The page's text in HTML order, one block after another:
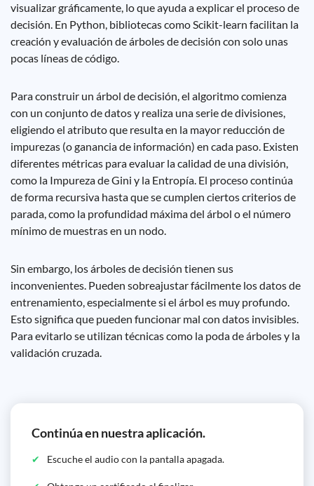
visualizar gráficamente, lo que ayuda a explicar el proceso de
decisión. En Python, bibliotecas como Scikit-learn facilitan la
creación y evaluación de árboles de decisión con solo unas
pocas líneas de código.
Para construir un árbol de decisión, el algoritmo comienza
con un conjunto de datos y realiza una serie de divisiones,
eligiendo el atributo que resulta en la mayor reducción de
impurezas (o ganancia de información) en cada paso. Existen
diferentes métricas para evaluar la calidad de una división,
como la Impureza de Gini y la Entropía. El proceso continúa
de forma recursiva hasta que se cumplen ciertos criterios de
parada, como la profundidad máxima del árbol o el número
mínimo de muestras en un nodo.
Sin embargo, los árboles de decisión tienen sus
inconvenientes. Pueden sobreajustar fácilmente los datos de
entrenamiento, especialmente si el árbol es muy profundo.
Esto significa que pueden funcionar mal con datos invisibles.
Para evitarlo se utilizan técnicas como la poda de árboles y la
validación cruzada.
Continúa en nuestra aplicación.
Escuche el audio con la pantalla apagada.